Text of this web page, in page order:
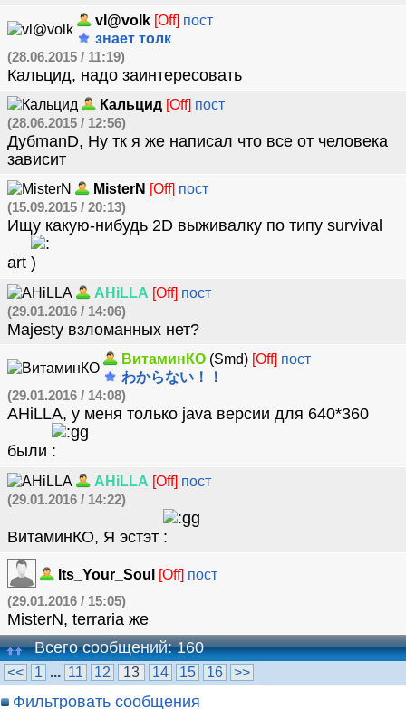
vl@volk [Off] пост
знает толк
(28.06.2015 / 11:19)
Кальцид, надо заинтересовать
Кальцид [Off] пост
(28.06.2015 / 12:56)
ДубmanD, Ну тк я же написал что все от человека
зависит
MisterN [Off] пост
(15.09.2015 / 20:13)
Ищу какую-нибудь 2D выживалку по типу survival
art
AHiLLA [Off] пост
(29.01.2016 / 14:06)
Majesty взломанных нет?
ВитаминКО (Smd) [Off] пост
わからない！！
(29.01.2016 / 14:08)
AHiLLA, у меня только java версии для 640*360
были
AHiLLA [Off] пост
(29.01.2016 / 14:22)
ВитаминКО, Я эстэт
Its_Your_Soul [Off] пост
(29.01.2016 / 15:05)
MisterN, terraria же
Всего сообщений: 160
<< 1 ... 11 12 13 14 15 16 >>
Фильтровать сообщения